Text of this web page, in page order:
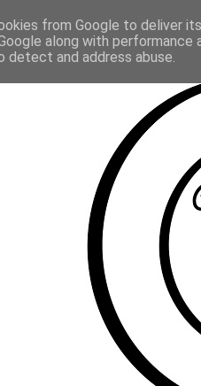
from Google to deliver
along with
detect and address abuse.